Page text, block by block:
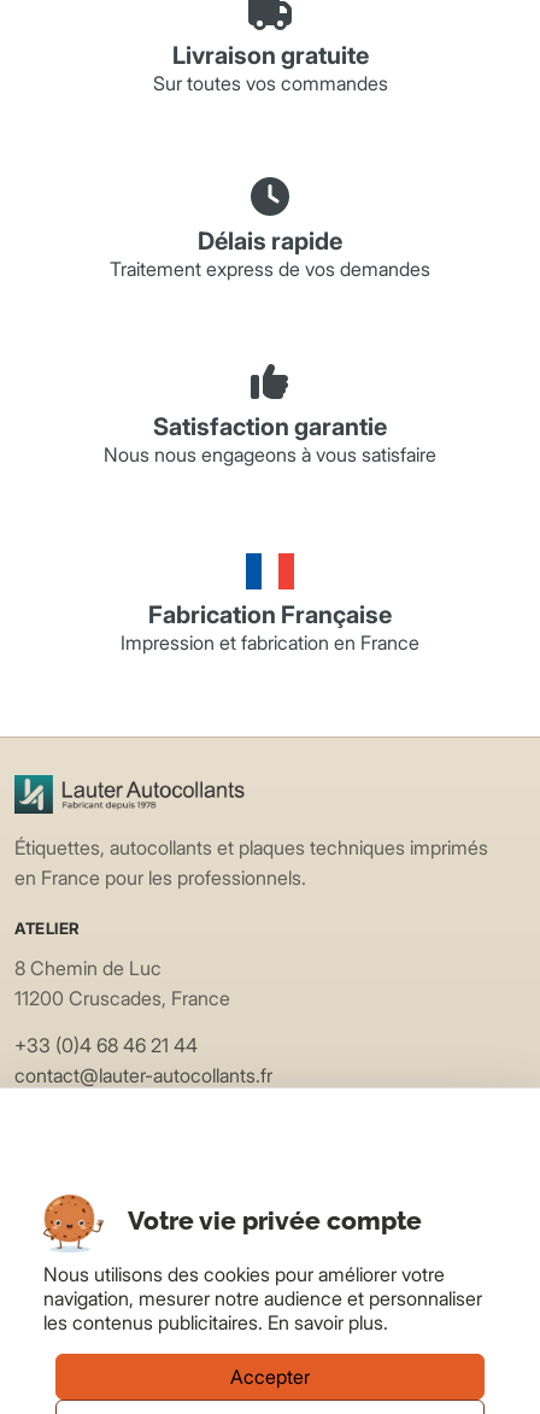
Livraison gratuite
Sur toutes vos commandes
Délais rapide
Traitement express de vos demandes
Satisfaction garantie
Nous nous engageons à vous satisfaire
Fabrication Française
Impression et fabrication en France
Votre vie privée compte
Nous utilisons des cookies pour améliorer votre
navigation, mesurer notre audience et personnaliser
les contenus publicitaires. En savoir plus.
Accepter
Étiquettes, autocollants et plaques techniques imprimés
en France pour les professionnels.
ATELIER
8 Chemin de Luc
11200 Cruscades, France
+33 (0)4 68 46 21 44
contact@lauter-autocollants.fr
Matières
Devis
Blog
LAUTER
À propos
Contact